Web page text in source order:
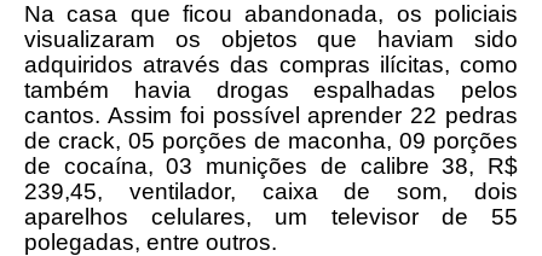
Na casa que ficou abandonada, os policiais
visualizaram os objetos que haviam sido
adquiridos através das compras ilícitas, como
também havia drogas espalhadas pelos
cantos. Assim foi possível aprender 22 pedras
de crack, 05 porções de maconha, 09 porções
de cocaína, 03 munições de calibre 38, R$
239,45, ventilador, caixa de som, dois
aparelhos celulares, um televisor de 55
polegadas, entre outros.